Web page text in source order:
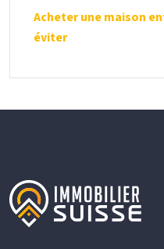
Acheter une maison
éviter